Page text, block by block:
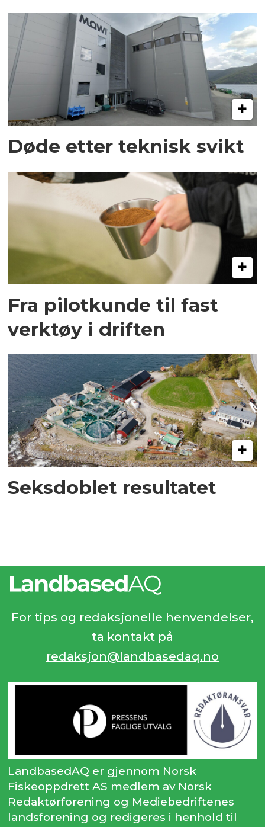
Døde etter teknisk svikt
Fra pilotkunde til fast
verktøy i driften
Seksdoblet resultatet
For tips og redaksjonelle henvendelser,
ta kontakt på
redaksjon@landbasedaq.no
LandbasedAQ er gjennom Norsk
Fiskeoppdrett AS medlem av Norsk
Redaktørforening og Mediebedriftenes
landsforening og redigeres i henhold til